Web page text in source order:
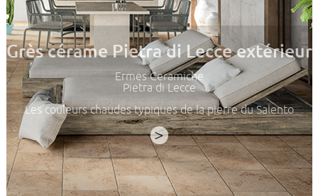
Grès cérame Pietra di Lecce extérieur
Ermes Ceramiche
Pietra di Lecce
Les couleurs chaudes typiques de la pierre du Salento
>